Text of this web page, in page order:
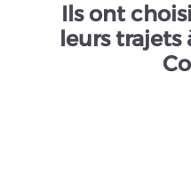
Ils ont
leurs trajets